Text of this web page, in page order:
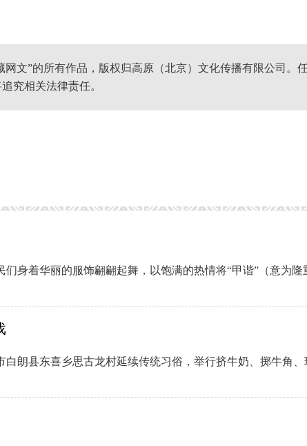
网文”的所有作品，版权归高原（北京）文化传播有限公司。
究相关法律责任。
身着华丽的服饰翩翩起舞，以饱满的热情将“甲谐”（意为
朗县东喜乡思古龙村延续传统习俗，举行挤牛奶、掷牛角